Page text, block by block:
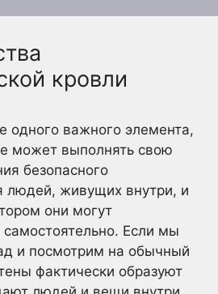
кровли
одного важного элемента,
может выполнять свою
безопасного
людей, живущих внутри, и
они могут
самостоятельно. Если мы
и посмотрим на обычный
фактически образуют